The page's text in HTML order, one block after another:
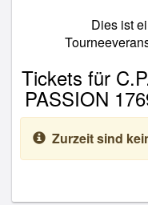
Dies ist
Tickets für
PASSION
Zurzeit sind